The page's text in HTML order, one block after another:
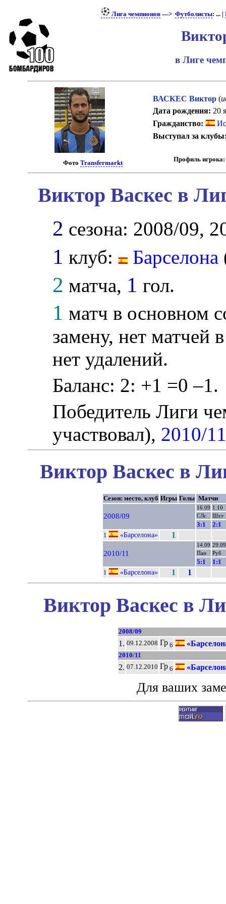
Лига чемпионов —> Футболисты: ... |
в Лиге
Фото Transfermarkt
ВАСКЕС Виктор (
Дата рождения: 20
Гражданство:
Выступал за
Профиль игрока:
Виктор Васкес в
2 сезона: 2008/09,
1 клуб: Барселона
2 матча, 1 гол.
1 матч в основном
замену, нет матчей
нет удалений.
Баланс: 2: +1 =0 –1.
Победитель Лиги
участвовал), 2010/
Виктор Васкес в
Сезон: место, клуб Игры Голы Матчи
2008/09
16.09 1.10
СЛс
Шхт
3:1 2:1
1 «Барселона» 1
2010/11
14.09 29.09
Пан
Руб
5:1 1:1
1 «Барселона» 1 1
Виктор Васкес в
2008/09
1. 09.12.2008 Гр 6
2010/11
2. 07.12.2010 Гр 6
Для ваших